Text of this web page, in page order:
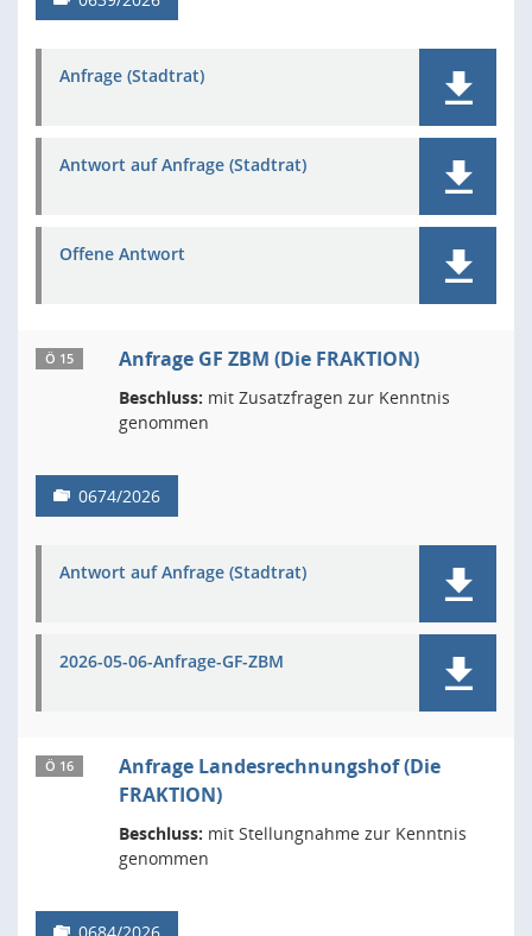
Anfrage (Stadtrat)
Antwort auf Anfrage (Stadtrat)
Offene Antwort
Ö 15 Anfrage GF ZBM (Die FRAKTION)
Beschluss: mit Zusatzfragen zur Kenntnis
genommen
0674/2026
Antwort auf Anfrage (Stadtrat)
2026-05-06-Anfrage-GF-ZBM
Ö 16
Anfrage Landesrechnungshof (Die
FRAKTION)
Beschluss: mit Stellungnahme zur Kenntnis
genommen